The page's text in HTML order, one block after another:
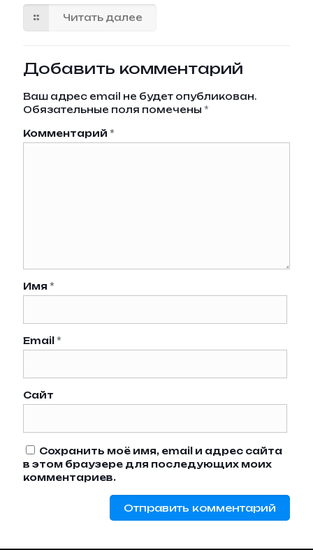
Читать далее
Добавить комментарий
Ваш адрес email не будет опубликован.
Обязательные поля помечены *
Комментарий *
Имя *
Email *
Сайт
Сохранить моё имя, email и адрес сайта
в этом браузере для последующих моих
комментариев.